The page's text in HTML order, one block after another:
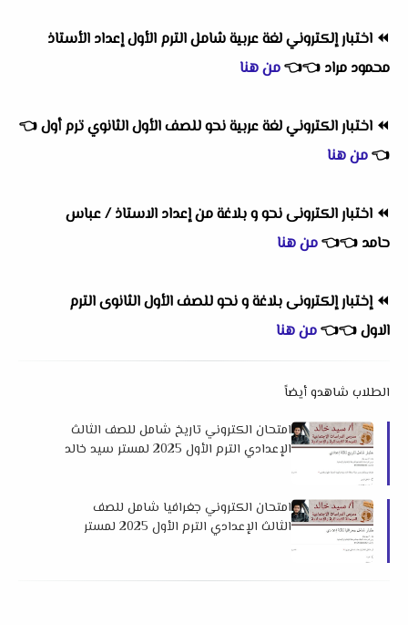
⏪ اختبار إلكتروني لغة عربية شامل الترم الأول إعداد الأستاذ
محمود مراد 👈
👈من هنا
⏪ اختبار الكتروني لغة عربية نحو للصف الأول الثانوي ترم أول👈
👈من هنا
⏪ اختبار الكترونى نحو و بلاغة من إعداد الاستاذ / عباس
حامد 👈
👈من هنا
⏪إختبار إلكترونى بلاغة و نحو للصف الأول الثانوى الترم
الاول👈
👈من هنا
الطلاب شاهدو أيضاً
امتحان الكتروني تاريخ شامل للصف الثالث
الإعدادي الترم الأول 2025 لمستر سيد خالد
امتحان الكتروني جغرافيا شامل للصف
الثالث الإعدادي الترم الأول 2025 لمستر